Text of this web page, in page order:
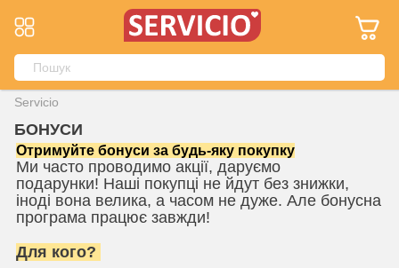
Servicio
БОНУСИ
Отримуйте бонуси за будь-яку покупку
Ми часто проводимо акції, даруємо
подарунки! Наші покупці не йдут без знижки,
іноді вона велика, а часом не дуже. Але бонусна
програма працює завжди!
Для кого?